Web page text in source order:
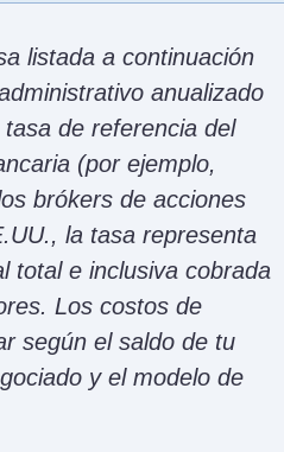
listada a continuación
anualizado
de referencia del
(por ejemplo,
brókers de acciones
la tasa representa
total e inclusiva cobrada
Los costos de
según el saldo de tu
y el modelo de